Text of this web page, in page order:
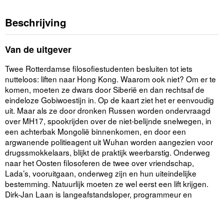
Beschrijving
Van de uitgever
Twee Rotterdamse filosofiestudenten besluiten tot iets
nutteloos: liften naar Hong Kong. Waarom ook niet? Om er te
komen, moeten ze dwars door Siberië en dan rechtsaf de
eindeloze Gobiwoestijn in. Op de kaart ziet het er eenvoudig
uit. Maar als ze door dronken Russen worden ondervraagd
over MH17, spookrijden over de niet-belijnde snelwegen, in
een achterbak Mongolië binnenkomen, en door een
argwanende politieagent uit Wuhan worden aangezien voor
drugssmokkelaars, blijkt de praktijk weerbarstig. Onderweg
naar het Oosten filosoferen de twee over vriendschap,
Lada’s, vooruitgaan, onderweg zijn en hun uiteindelijke
bestemming. Natuurlijk moeten ze wel eerst een lift krijgen.
Dirk-Jan Laan is langeafstandsloper, programmeur en